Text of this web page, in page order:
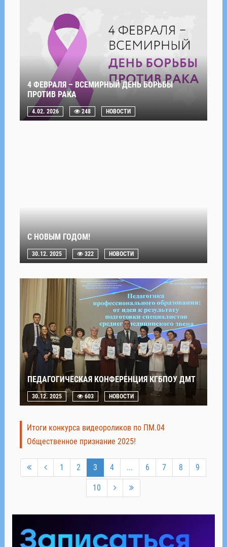
4 ФЕВРАЛЯ – ВСЕМИРНЫЙ ДЕНЬ БОРЬБЫ
ПРОТИВ РАКА
4.02. 2026 248 НОВОСТИ
С НОВЫМ ГОДОМ!
30.12. 2025 322 НОВОСТИ
ПЕДАГОГИЧЕСКАЯ КОНФЕРЕНЦИЯ КГБПОУ ДМТ
30.12. 2025 603 НОВОСТИ
Итоги конкурса видеороликов по ПМ.04
Общественное признание 2025!
1 2 3 4 ... 6 7 8 9
10